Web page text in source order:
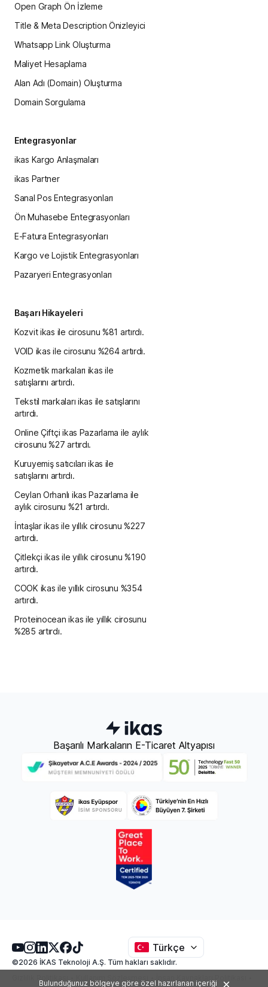
Bulunduğunuz bölgeye göre özel hazırlanan içeriği
Entegrasyonlar
ikas Kargo Anlaşmaları
ikas Partner
Sanal Pos Entegrasyonları
Ön Muhasebe Entegrasyonları
E-Fatura Entegrasyonları
Kargo ve Lojistik Entegrasyonları
Pazaryeri Entegrasyonları
Open Graph Ön İzleme
Title & Meta Description Önizleyici
Whatsapp Link Oluşturma
Maliyet Hesaplama
Alan Adı (Domain) Oluşturma
Domain Sorgulama
Başarı Hikayeleri
Kozvit ikas ile cirosunu %81 artırdı.
VOID ikas ile cirosunu %264 artırdı.
Kozmetik markaları ikas ile
satışlarını artırdı.
Tekstil markaları ikas ile satışlarını
artırdı.
Online Çiftçi ikas Pazarlama ile aylık
cirosunu %27 artırdı.
Kuruyemiş satıcıları ikas ile
satışlarını artırdı.
Ceylan Orhanlı ikas Pazarlama ile
aylık cirosunu %21 artırdı.
İntaşlar ikas ile yıllık cirosunu %227
artırdı.
Çitlekçi ikas ile yıllık cirosunu %190
artırdı.
COOK ikas ile yıllık cirosunu %354
artırdı.
Proteinocean ikas ile yıllık cirosunu
%285 artırdı.
Başarılı Markaların E-Ticaret Altyapısı
©2026 İKAS Teknoloji A.Ş. Tüm hakları saklıdır.
Türkçe